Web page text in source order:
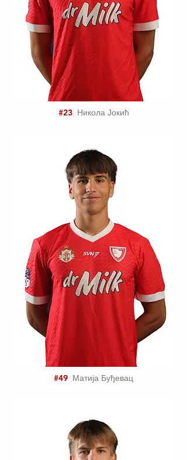
#23Никола Јокић
#49 Матија Буђевац